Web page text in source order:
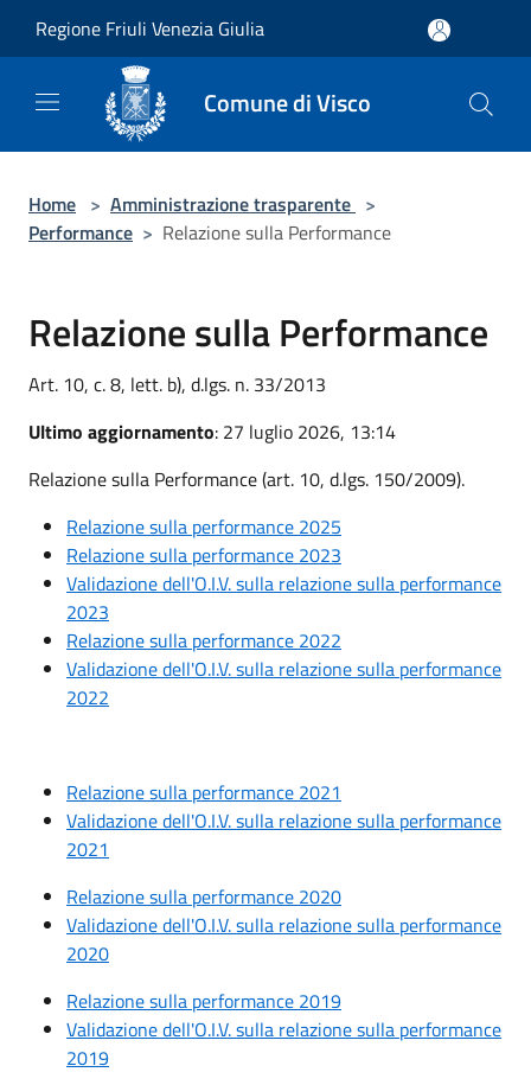
Regione Friuli Venezia Giulia
Comune di Visco
Home > Amministrazione trasparente >
Performance > Relazione sulla Performance
Relazione sulla Performance
Art. 10, c. 8, lett. b), d.lgs. n. 33/2013
Ultimo aggiornamento: 27 luglio 2026, 13:14
Relazione sulla Performance (art. 10, d.lgs. 150/2009).
Relazione sulla performance 2025
Relazione sulla performance 2023
Validazione dell'O.I.V. sulla relazione sulla performance
2023
Relazione sulla performance 2022
Validazione dell'O.I.V. sulla relazione sulla performance
2022
Relazione sulla performance 2021
Validazione dell'O.I.V. sulla relazione sulla performance
2021
Relazione sulla performance 2020
Validazione dell'O.I.V. sulla relazione sulla performance
2020
Relazione sulla performance 2019
Validazione dell'O.I.V. sulla relazione sulla performance
2019